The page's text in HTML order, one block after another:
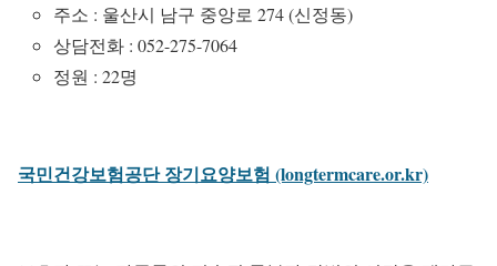
주소 : 울산시 남구 중앙로 274 (신정동)
상담전화 : 052-275-7064
정원 : 22명
국민건강보험공단 장기요양보험 (longtermcare.or.kr)